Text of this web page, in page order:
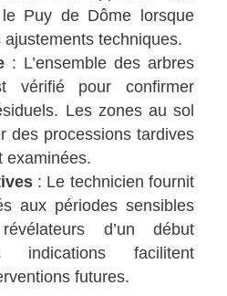
Puy de Dôme lorsque
techniques.
: L’ensemble des arbres
vérifié pour confirmer
Les zones au sol
des processions tardives
examinées.
: Le technicien fournit
aux périodes sensibles
d’un début
indications facilitent
futures.